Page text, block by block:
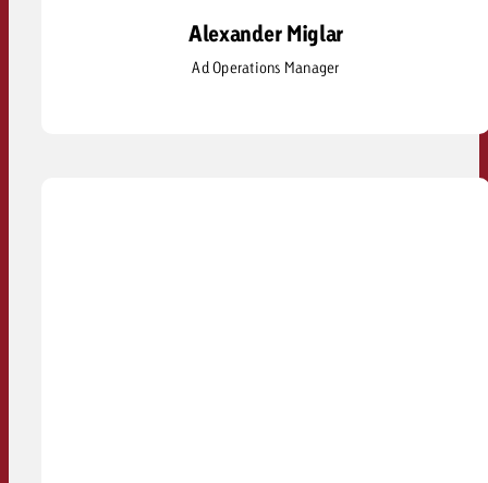
Alexander Miglar
Ad Operations Manager
Alexander Miglar
alexander.miglar@goldbach.com